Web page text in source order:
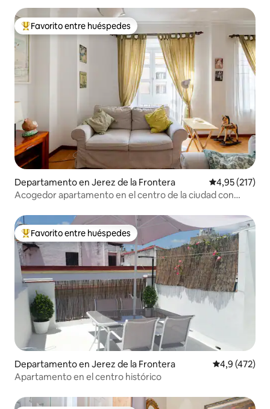
Favorito entre los huéspedes más destacados
Favorito entre huéspedes
Departamento en Jerez de la Frontera Calificación
4,95 (217)
Acogedor apartamento en el centro de la ciudad con
Favorito entre los huéspedes más destacados
Favorito entre huéspedes
Departamento en Jerez de la Frontera Calificación
4,9 (472)
Apartamento en el centro histórico